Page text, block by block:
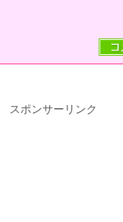
スポンサーリンク